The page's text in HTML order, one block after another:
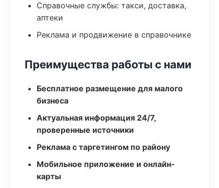
Справочные службы: такси, доставка,
аптеки
Реклама и продвижение в справочнике
Преимущества работы с нами
Бесплатное размещение для малого
бизнеса
Актуальная информация 24/7,
проверенные источники
Реклама с таргетингом по району
Мобильное приложение и онлайн-
карты